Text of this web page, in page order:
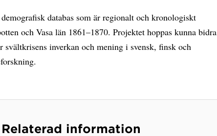
databas som är regionalt och kronologiskt
och Vasa län 1861–1870. Projektet hoppas kunna bidra
inverkan och mening i svensk, finsk och
Relaterad information